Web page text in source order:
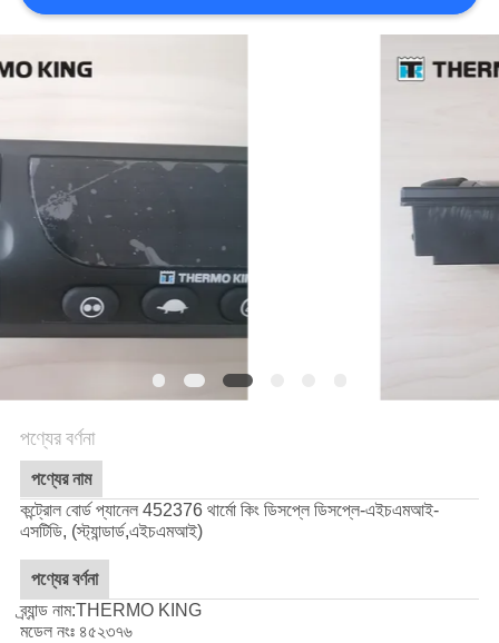
সাইট
গোপনীয়তা
নীতি
পণ্যের বর্ণনা
পণ্যের নাম
কন্ট্রোল বোর্ড প্যানেল 452376 থার্মো কিং ডিসপ্লে ডিসপ্লে-এইচএমআই-
এসটিডি, (স্ট্যান্ডার্ড,এইচএমআই)
পণ্যের বর্ণনা
ব্র্যান্ড নাম:THERMO KING
মডেল নংঃ ৪৫২৩৭৬